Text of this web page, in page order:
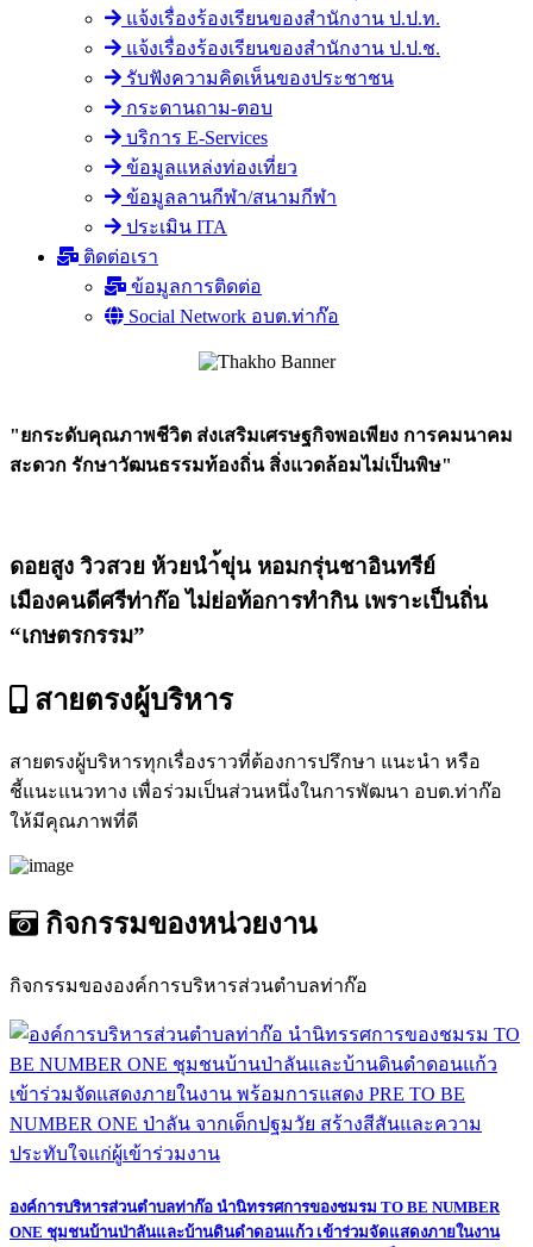
แจ้งเรื่องร้องเรียนของสำนักงาน ป.ป.ท.
แจ้งเรื่องร้องเรียนของสำนักงาน ป.ป.ช.
รับฟังความคิดเห็นของประชาชน
กระดานถาม-ตอบ
บริการ E-Services
ข้อมูลแหล่งท่องเที่ยว
ข้อมูลลานกีฬา/สนามกีฬา
ประเมิน ITA
ติดต่อเรา
ข้อมูลการติดต่อ
Social Network อบต.ท่าก๊อ
"ยกระดับคุณภาพชีวิต ส่งเสริมเศรษฐกิจพอเพียง การคมนาคม
สะดวก รักษาวัฒนธรรมท้องถิ่น สิ่งแวดล้อมไม่เป็นพิษ"
ดอยสูง วิวสวย ห้วยนำ้ขุ่น หอมกรุ่นชาอินทรีย์
เมืองคนดีศรีท่าก๊อ ไม่ย่อท้อการทำกิน เพราะเป็นถิ่น
“เกษตรกรรม”
สายตรงผู้บริหาร
สายตรงผู้บริหารทุกเรื่องราวที่ต้องการปรึกษา แนะนำ หรือ
ชี้แนะแนวทาง เพื่อร่วมเป็นส่วนหนึ่งในการพัฒนา อบต.ท่าก๊อ
ให้มีคุณภาพที่ดี
กิจกรรมของหน่วยงาน
กิจกรรมขององค์การบริหารส่วนตำบลท่าก๊อ
องค์การบริหารส่วนตำบลท่าก๊อ นำนิทรรศการของชมรม TO BE NUMBER
ONE ชุมชนบ้านป่าลันและบ้านดินดำดอนแก้ว เข้าร่วมจัดแสดงภายในงาน